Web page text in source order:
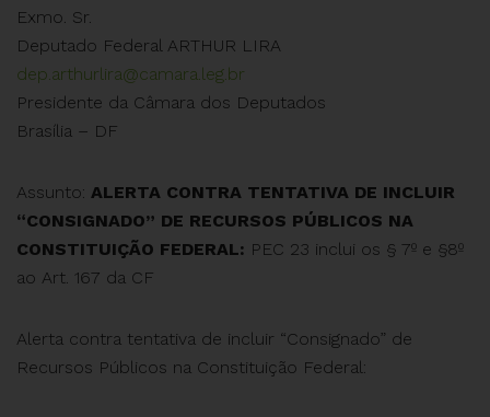
Exmo. Sr.
Deputado Federal ARTHUR LIRA
dep.arthurlira@camara.leg.br
Presidente da Câmara dos Deputados
Brasília – DF
Assunto: ALERTA CONTRA TENTATIVA DE INCLUIR
“CONSIGNADO” DE RECURSOS PÚBLICOS NA
CONSTITUIÇÃO FEDERAL: PEC 23 inclui os § 7º e §8º
ao Art. 167 da CF
Alerta contra tentativa de incluir “Consignado” de
Recursos Públicos na Constituição Federal: